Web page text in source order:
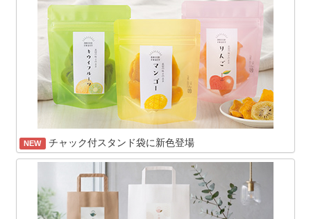
NEW チャック付スタンド袋に新色登場